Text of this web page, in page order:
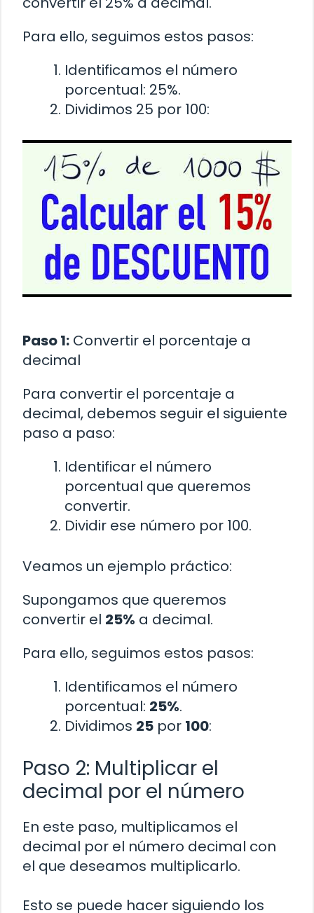
Para ello, seguimos estos pasos:
Identificamos el número
porcentual: 25%.
Dividimos 25 por 100:
Paso 1: Convertir el porcentaje a
decimal
Para convertir el porcentaje a
decimal, debemos seguir el siguiente
paso a paso:
Identificar el número
porcentual que queremos
convertir.
Dividir ese número por 100.
Veamos un ejemplo práctico:
Supongamos que queremos
convertir el 25% a decimal.
Para ello, seguimos estos pasos:
Identificamos el número
porcentual: 25%.
Dividimos 25 por 100:
Paso 2: Multiplicar el
decimal por el número
En este paso, multiplicamos el
decimal por el número decimal con
el que deseamos multiplicarlo.
Esto se puede hacer siguiendo los